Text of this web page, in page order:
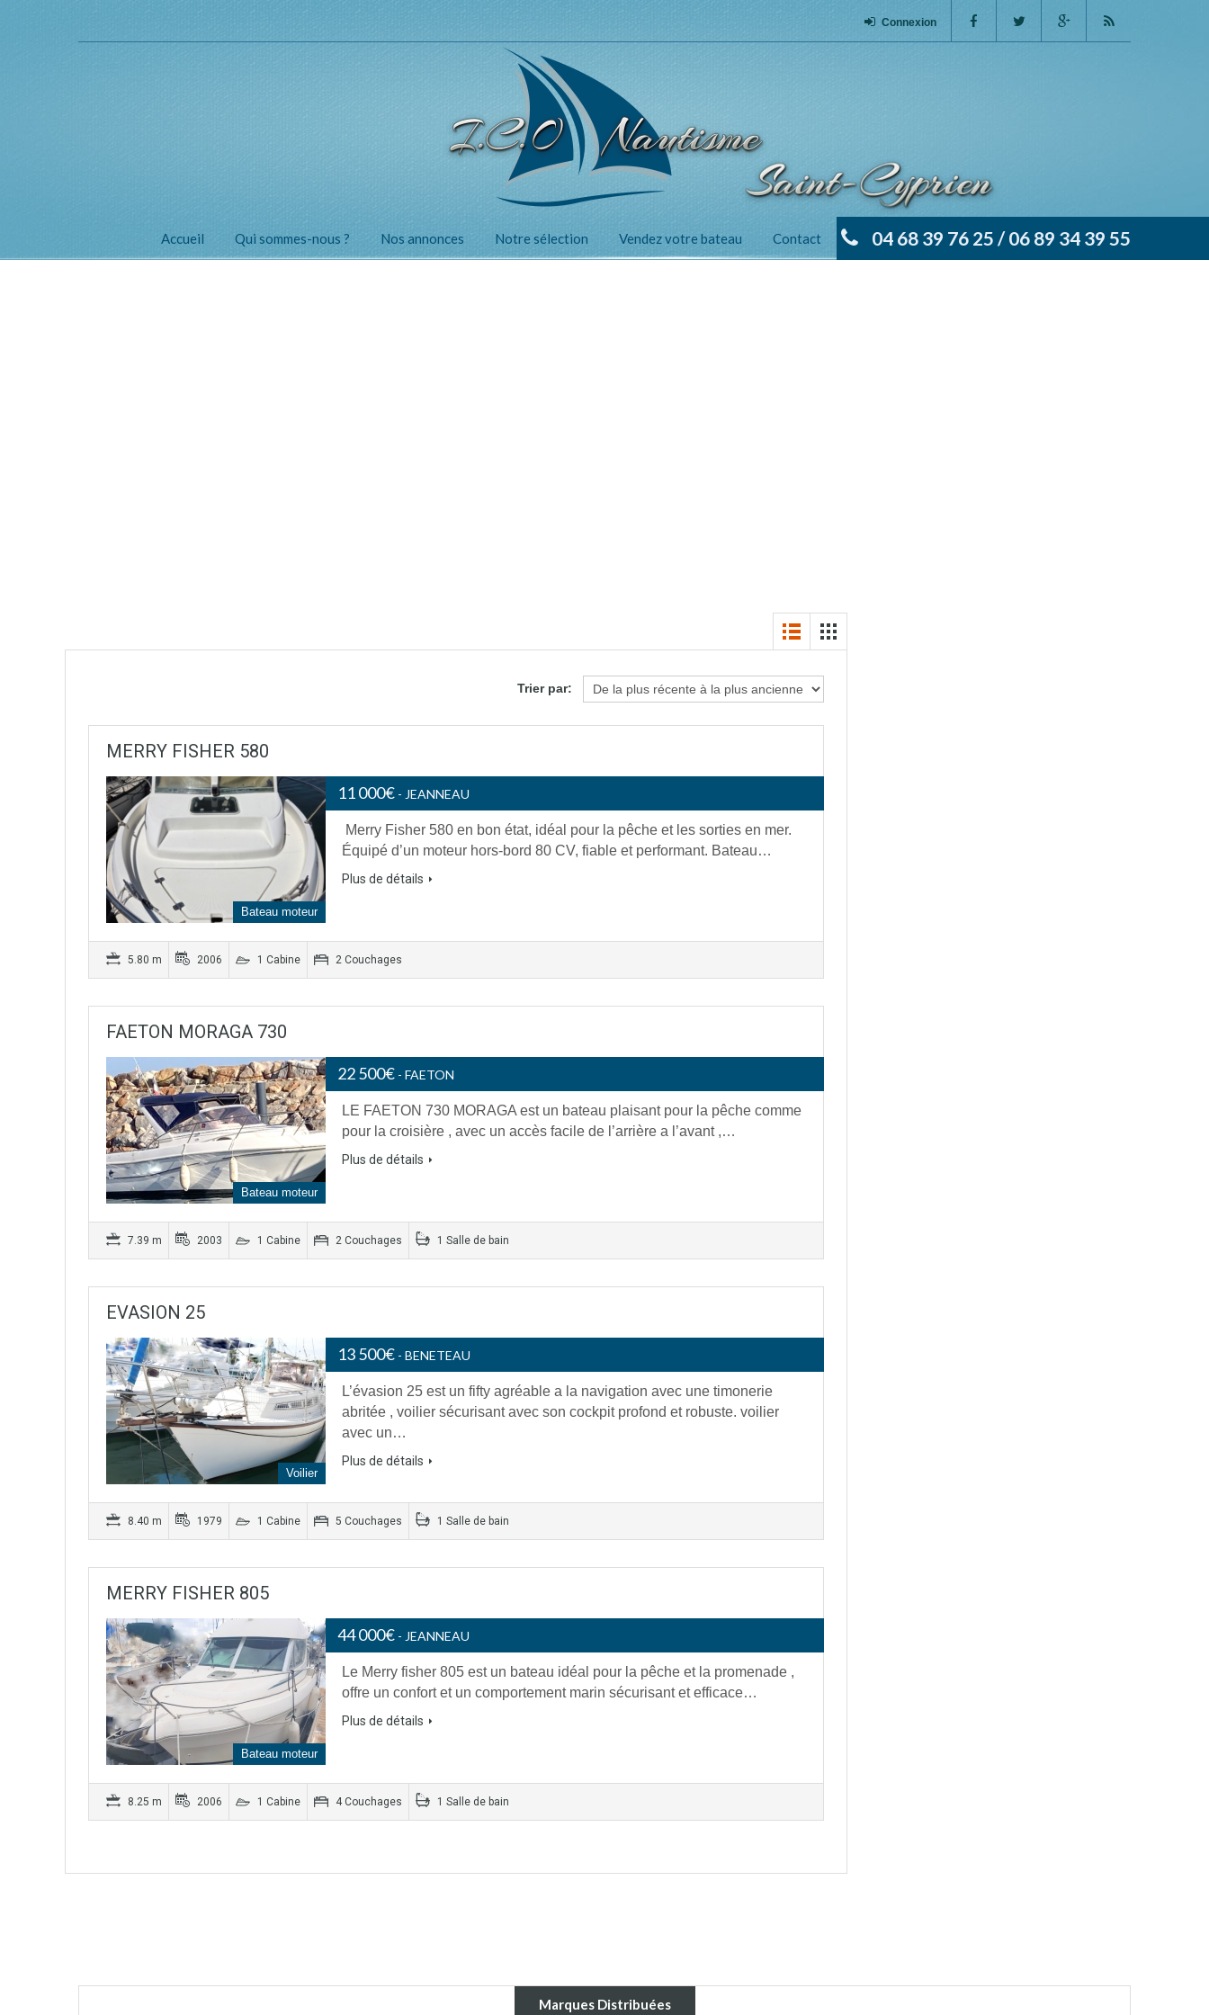
Connexion
04 68 39 76 25 / 06 89 34 39 55
Accueil Qui sommes-nous ? Nos annonces Notre sélection Vendez votre bateau Contact
Trier par:
MERRY FISHER 580
Bateau moteur
11 000€ - JEANNEAU
Merry Fisher 580 en bon état, idéal pour la pêche et les sorties en mer.
Équipé d’un moteur hors-bord 80 CV, fiable et performant. Bateau…
Plus de détails
5.80 m 2006 1 Cabine 2 Couchages
FAETON MORAGA 730
Bateau moteur
22 500€ - FAETON
LE FAETON 730 MORAGA est un bateau plaisant pour la pêche comme
pour la croisière , avec un accès facile de l’arrière a l’avant ,…
Plus de détails
7.39 m 2003 1 Cabine 2 Couchages 1 Salle de bain
EVASION 25
Voilier
13 500€ - BENETEAU
L’évasion 25 est un fifty agréable a la navigation avec une timonerie
abritée , voilier sécurisant avec son cockpit profond et robuste. voilier
avec un…
Plus de détails
8.40 m 1979 1 Cabine 5 Couchages 1 Salle de bain
MERRY FISHER 805
Bateau moteur
44 000€ - JEANNEAU
Le Merry fisher 805 est un bateau idéal pour la pêche et la promenade ,
offre un confort et un comportement marin sécurisant et efficace…
Plus de détails
8.25 m 2006 1 Cabine 4 Couchages 1 Salle de bain
Marques Distribuées